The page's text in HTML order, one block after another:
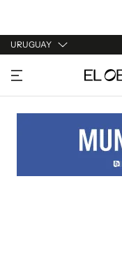
URUGUAY
URUGUAY
ARGENTINA
ESTADOS UNIDOS